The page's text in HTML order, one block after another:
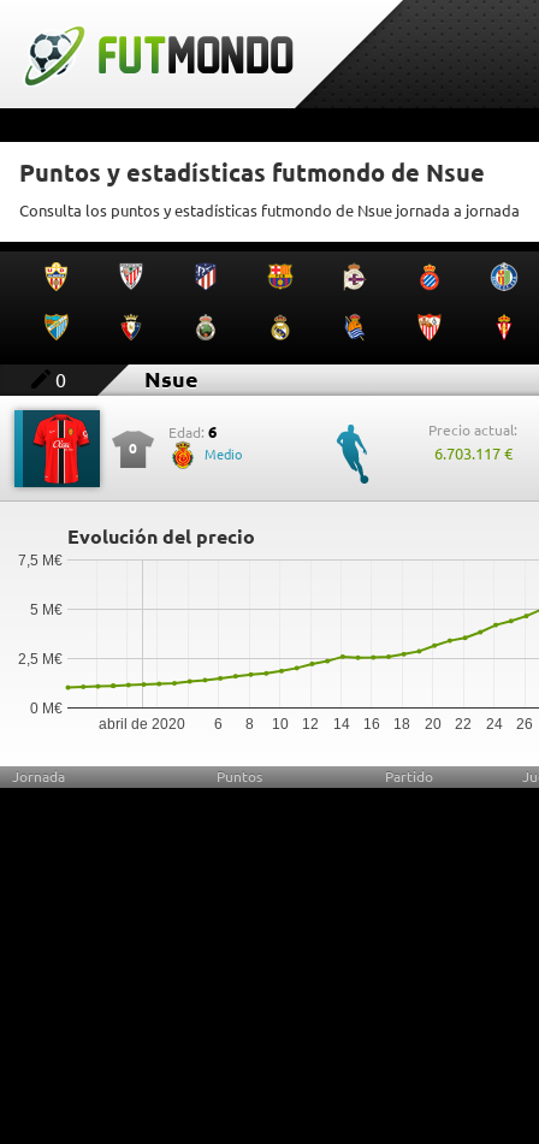
Puntos y estadísticas futmondo de Nsue
Consulta los puntos y estadísticas futmondo de Nsue jornada a jornada
0 Nsue
0
Edad: 6
Medio
Precio actual:
6.703.117 €
Evolución del precio
abril de 2020 6 8 10 12 14 16 18 20 22 24 26
0 M€
2,5 M€
5 M€
7,5 M€
Jornada Puntos Partido